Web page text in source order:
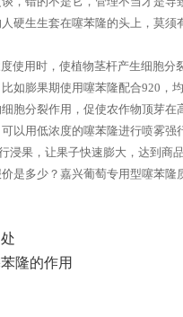
硬生生套在噻苯隆的头上，莫
使用时，使植物茎杆产生细胞
如膨果期使用噻苯隆配合920
胞分裂作用，促使农作物顶芽
以用低浓度的噻苯隆进行喷雾
浸果，让果子快速膨大，达到商
是多少？嘉兴葡萄专用型噻苯
隆的作用